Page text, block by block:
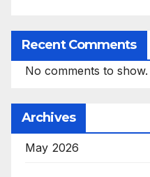
Recent Comments
No comments to show.
Archives
May 2026